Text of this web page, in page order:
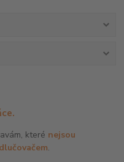
.
které nejsou
.